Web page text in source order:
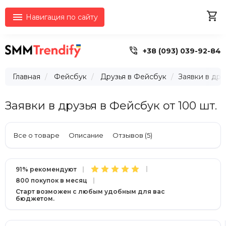
 Навигация по сайту 
 +38 (093) 039-92-84
Главная Фейсбук Друзья в Фейсбук Заявки в
Заявки в друзья в Фейсбук от 100 шт.
Все о товаре Описание Отзывов (5)
91% рекомендуют
800 покупок в месяц
Старт возможен с любым удобным для вас
бюджетом.